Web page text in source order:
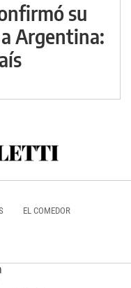
su
Argentina:
EL COMEDOR